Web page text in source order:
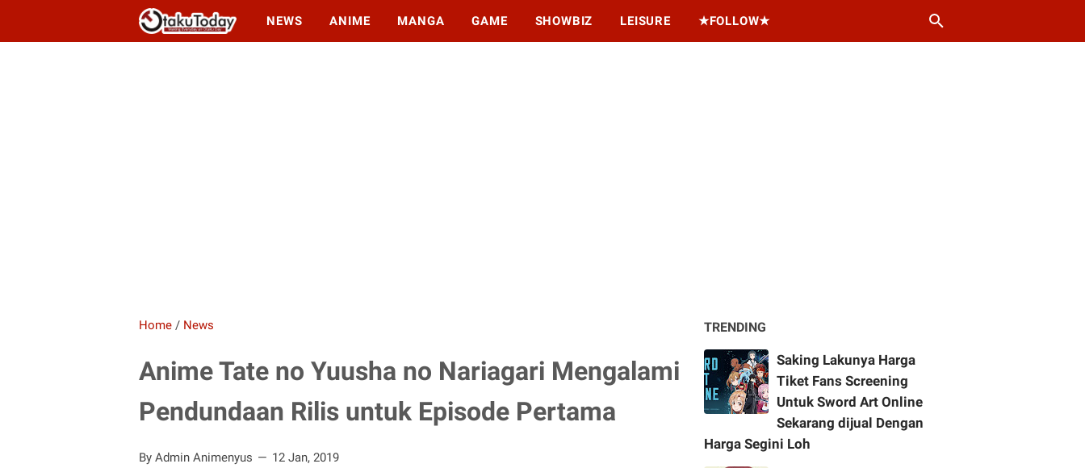
NEWS ANIME MANGA GAME SHOWBIZ LEISURE ★FOLLOW★
Home / News
Anime Tate no Yuusha no Nariagari Mengalami
Pendundaan Rilis untuk Episode Pertama
By Admin Animenyus 12 Jan, 2019
TRENDING
Saking Lakunya Harga
Tiket Fans Screening
Untuk Sword Art Online
Sekarang dijual Dengan
Harga Segini Loh